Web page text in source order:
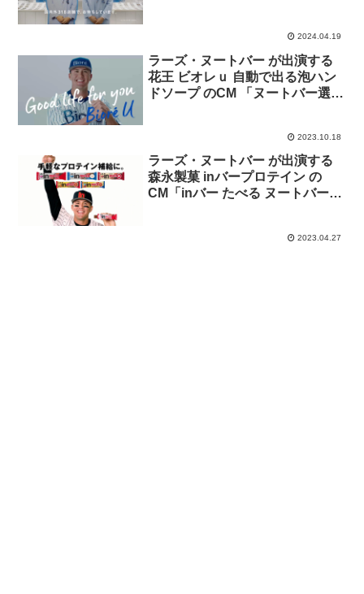
2024.04.19
ラーズ・ヌートバー が出演する
花王 ビオレｕ 自動で出る泡ハン
ドソープ のCM 「ヌートバー選
2023.10.18
ラーズ・ヌートバー が出演する
森永製菓 inバープロテイン の
CM「inバー たべる ヌートバー」
2023.04.27